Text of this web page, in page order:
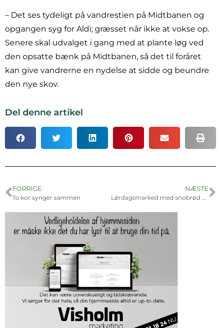
– Det ses tydeligt på vandrestien på Midtbanen og
opgangen syg for Aldi; græsset når ikke at vokse op.
Senere skal udvalget i gang med at plante løg ved
den opsatte bænk på Midtbanen, så det til foråret
kan give vandrerne en nydelse at sidde og beundre
den nye skov.
Del denne artikel
FORRIGE
To kor synger sammen
NÆSTE
Lørdagsmarked med snobrød og pandekager